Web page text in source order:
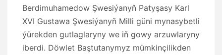
Berdimuhamedow Şwesiýanyň Patyşasy Karl
XVI Gustawa Şwesiýanyň Milli güni mynasybetli
ýürekden gutlaglaryny we iň gowy arzuwlaryny
iberdi. Döwlet Baştutanymyz mümkinçilikden